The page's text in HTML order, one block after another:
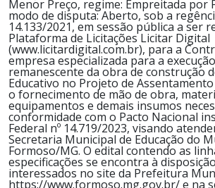
Menor Preço, regime: Empreitada por
modo de disputa: Aberto, sob a
14.133/2021, em sessão pública a ser
Plataforma de Licitações Licitar Digital
(www.licitardigital.com.br), para a
empresa especializada para a
remanescente da obra de construção
Educativo no Projeto de
o fornecimento de mão de obra,
equipamentos e demais insumos
conformidade com o Pacto Nacional
Federal nº 14.719/2023, visando
Secretaria Municipal de Educação do
Formoso/MG. O edital contendo as
especificações se encontra à
interessados no site da Prefeitura
https://www.formoso.mg.gov.br/ e na